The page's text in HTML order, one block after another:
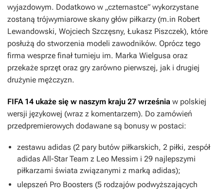
wyjazdowym. Dodatkowo w „czternastce” wykorzystane
zostaną trójwymiarowe skany głów piłkarzy (m.in Robert
Lewandowski, Wojciech Szczęsny, Łukasz Piszczek), które
posłużą do stworzenia modeli zawodników. Oprócz tego
firma wesprze finał turnieju im. Marka Wielgusa oraz
przekaże sprzęt oraz gry zarówno pierwszej, jak i drugiej
drużynie mężczyzn.
FIFA 14 ukaże się w naszym kraju 27 września w polskiej
wersji językowej (wraz z komentarzem). Do zamówień
przedpremierowych dodawane są bonusy w postaci:
zestawu adidas (2 pary butów piłkarskich, 2 piłki, zespół
adidas All-Star Team z Leo Messim i 29 najlepszymi
piłkarzami świata związanymi z marką adidas);
ulepszeń Pro Boosters (5 rodzajów podwyższających